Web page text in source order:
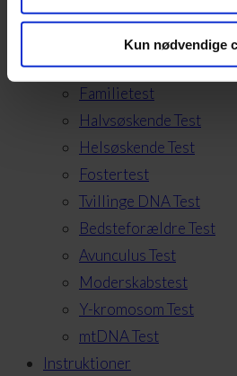
Kun nødvendige
Forside
Faderskabstest
Familietest
Halvsøskende Test
Helsøskende Test
Fostertest
Tvillinge DNA Test
Bedsteforældre Test
Avunculus Test
Moderskabstest
Y-kromosom Test
mtDNA Test
Instruktioner